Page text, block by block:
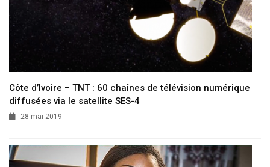
Côte d’Ivoire – TNT : 60 chaînes de télévision numérique
diffusées via le satellite SES-4
28 mai 2019